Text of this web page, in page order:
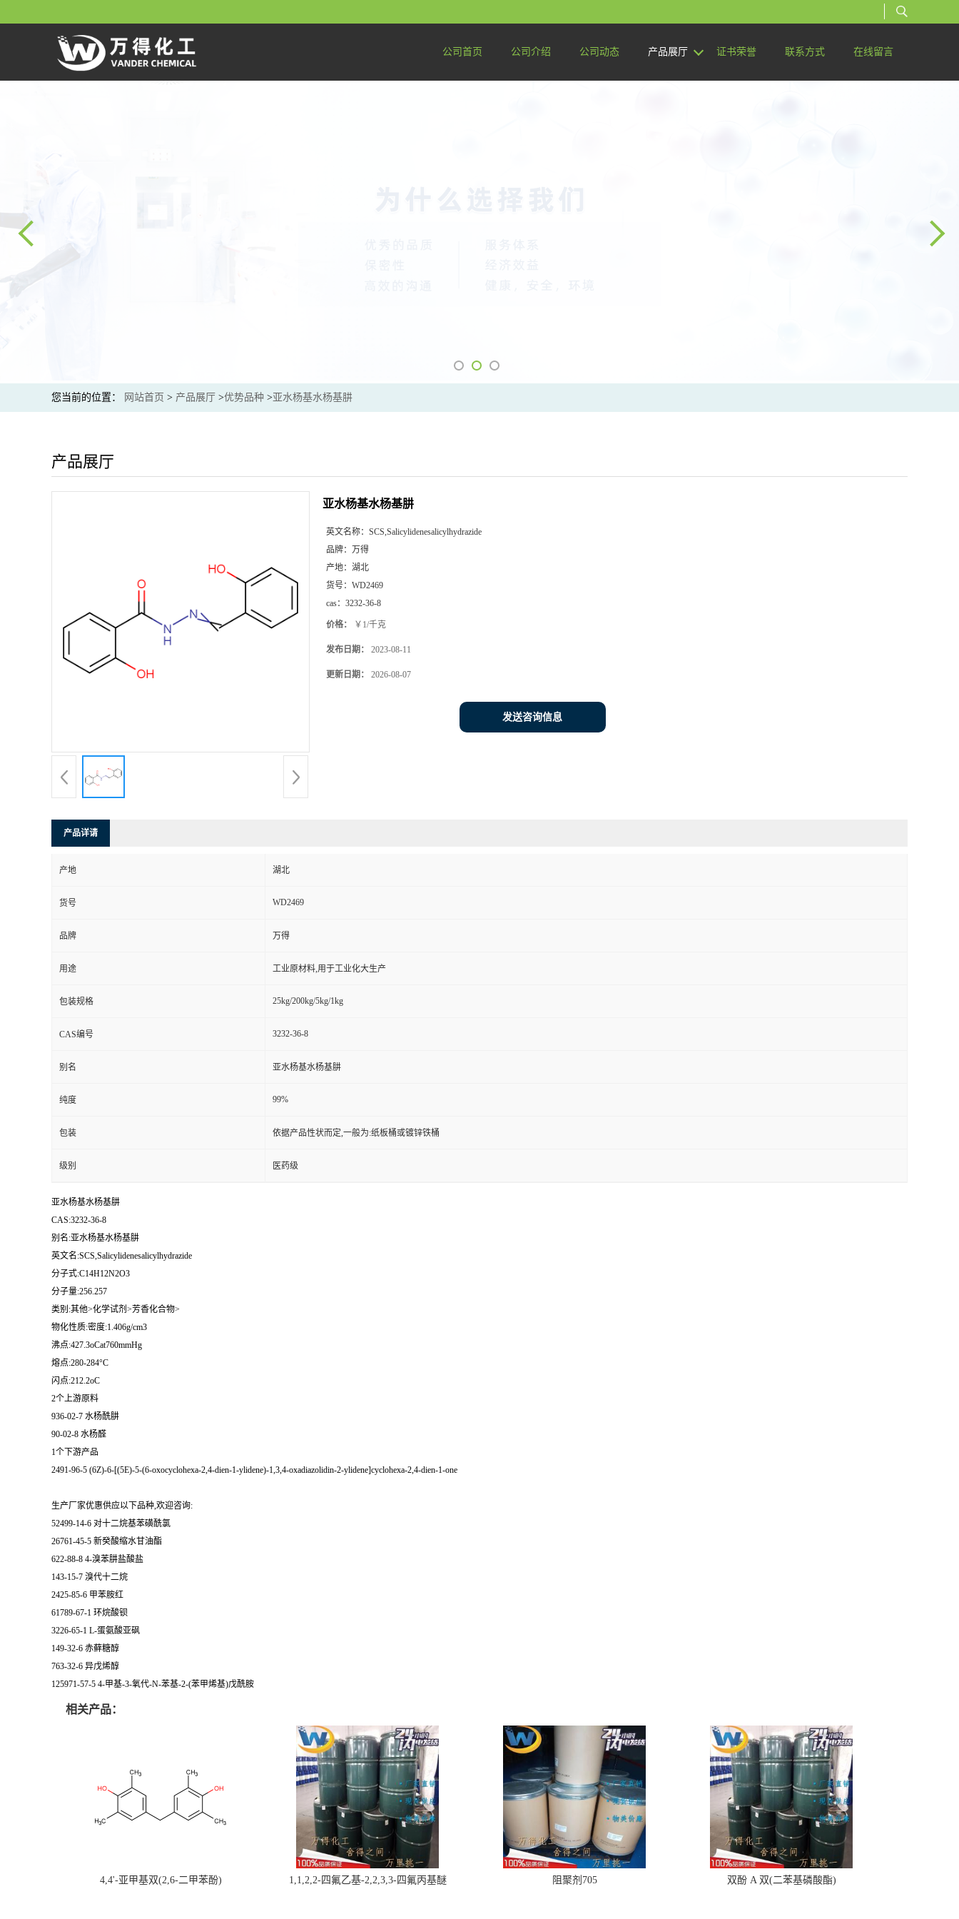
公司首页 公司介绍 公司动态 产品展厅 证书荣誉 联系方式 在线留言
您当前的位置： 网站首页 > 产品展厅 >优势品种 >亚水杨基水杨基肼
产品展厅
亚水杨基水杨基肼
英文名称： SCS,Salicylidenesalicylhydrazide
品牌： 万得
产地： 湖北
货号： WD2469
cas： 3232-36-8
价格： ￥1/千克
发布日期： 2023-08-11
更新日期： 2026-08-07
发送咨询信息
产品详请
产地 湖北
货号 WD2469
品牌 万得
用途 工业原材料,用于工业化大生产
包装规格 25kg/200kg/5kg/1kg
CAS编号 3232-36-8
别名 亚水杨基水杨基肼
纯度 99%
包装 依据产品性状而定,一般为:纸板桶或镀锌铁桶
级别 医药级
亚水杨基水杨基肼
CAS:3232-36-8
别名:亚水杨基水杨基肼
英文名:SCS,Salicylidenesalicylhydrazide
分子式:C14H12N2O3
分子量:256.257
类别:其他>化学试剂>芳香化合物>
物化性质:密度:1.406g/cm3
沸点:427.3oCat760mmHg
熔点:280-284°C
闪点:212.2oC
2个上游原料
936-02-7 水杨酰肼
90-02-8 水杨醛
1个下游产品
2491-96-5 (6Z)-6-[(5E)-5-(6-oxocyclohexa-2,4-dien-1-ylidene)-1,3,4-oxadiazolidin-2-ylidene]cyclohexa-2,4-dien-1-one
生产厂家优惠供应以下品种,欢迎咨询:
52499-14-6 对十二烷基苯磺酰氯
26761-45-5 新癸酸缩水甘油酯
622-88-8 4-溴苯肼盐酸盐
143-15-7 溴代十二烷
2425-85-6 甲苯胺红
61789-67-1 环烷酸钡
3226-65-1 L-蛋氨酸亚砜
149-32-6 赤藓糖醇
763-32-6 异戊烯醇
125971-57-5 4-甲基-3-氧代-N-苯基-2-(苯甲烯基)戊酰胺
相关产品：
4,4'-亚甲基双(2,6-二甲苯酚) 1,1,2,2-四氟乙基-2,2,3,3-四氟丙基醚 阻聚剂705 双酚 A 双(二苯基磷酸酯)